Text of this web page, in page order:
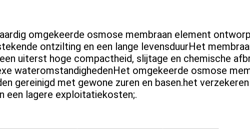
omgekeerde osmose membraan element
ontzilting en een lange levensduurHet
uiterst hoge compactheid, slijtage en chemische
wateromstandighedenHet omgekeerde osmose
gereinigd met gewone zuren en basen.het
een lagere exploitatiekosten;.